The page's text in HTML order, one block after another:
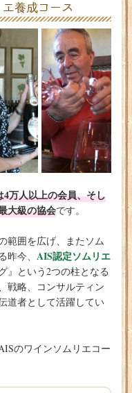
養成コース
万人以上の会員、そし
大級の協会です。
範囲を広げ、またソム
今、 AIS認定ソムリエ
』という2つの柱となる
戦略、コンサルティン
道者として活躍してい
のワインソムリエコー